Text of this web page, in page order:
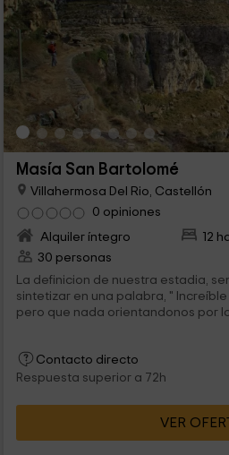
Masía San Bartolomé
Villahermosa Del Rio, Castellón
0 opiniones
Alquiler íntegro
12
30 personas
La definicion de nuestra estadia,
sintetizar en una palabra, " Increíble " fuimos de ojos
pero que nada orientandonos por
aquí han escrito precedentes
quedamos muy conformes por
recibimiento y la calidad de gente
trato, explicando punto por punto
consultas y o bien dudas, entonces
ambiente natural fantástico, la
Contacto directo
Respuesta superior a 72h
VER